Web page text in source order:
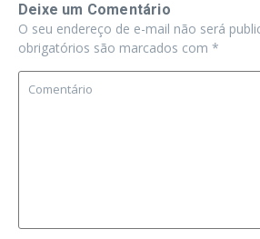
Deixe um Comentário
O seu endereço de e-mail não será
obrigatórios são marcados com *